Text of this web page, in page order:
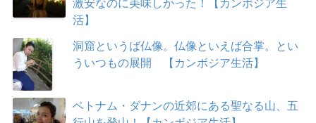
激安なのに美味しかった！【カンボジア生
活】
洞窟というば仏像。仏像といえば合掌。とい
ういつもの展開 【カンボジア生活】
ベトナム・ダナンの近郊にある聖なる山、五